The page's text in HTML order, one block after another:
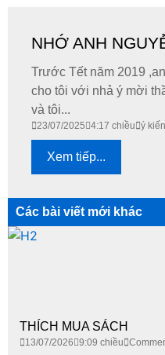
NHỚ ANH
Trước Tết năm 2019
cho tôi với nhả ý mời
và tôi...
23/07/2025 4:17 chiều ý
Xem tiếp...
Các bài viết mới khác
THÍCH MUA SÁCH
13/07/2026 9:09 chiều